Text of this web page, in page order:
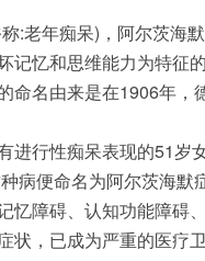
:老年痴呆)，阿尔茨海
记忆和思维能力为特征
命名由来是在1906年，
进行性痴呆表现的51岁
病便命名为阿尔茨海默
忆障碍、认知功能障碍
状，已成为严重的医疗